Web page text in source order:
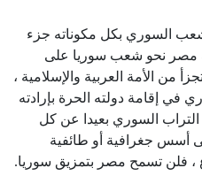
السوري بكل مكوناته جزء
مصر نحو شعب سوريا على
من الأمة العربية والإسلامية ،
في إقامة دولته الحرة بإرادته
السوري بعيدا عن كل
أسس جغرافية أو طائفية
، فلن تسمح مصر بتمزيق سوريا.